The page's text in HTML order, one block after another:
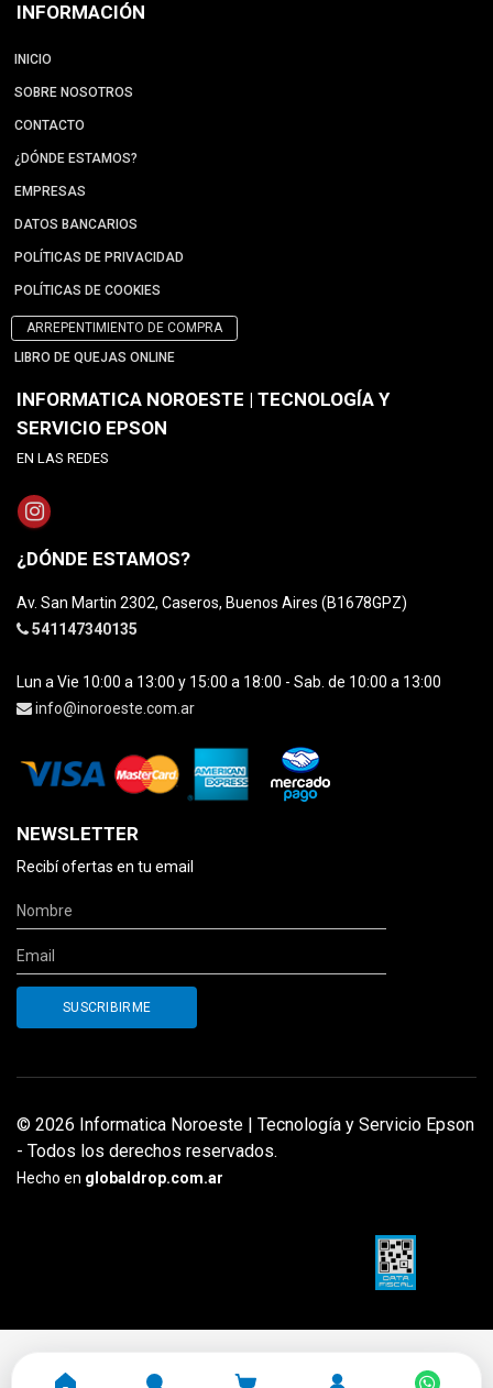
INFORMACIÓN
INICIO
SOBRE NOSOTROS
CONTACTO
¿DÓNDE ESTAMOS?
EMPRESAS
DATOS BANCARIOS
POLÍTICAS DE PRIVACIDAD
POLÍTICAS DE COOKIES
ARREPENTIMIENTO DE COMPRA
LIBRO DE QUEJAS ONLINE
INFORMATICA NOROESTE | TECNOLOGÍA Y
SERVICIO EPSON
EN LAS REDES
¿DÓNDE ESTAMOS?
Av. San Martin 2302, Caseros, Buenos Aires (B1678GPZ)
541147340135
Lun a Vie 10:00 a 13:00 y 15:00 a 18:00 - Sab. de 10:00 a 13:00
info@inoroeste.com.ar
NEWSLETTER
Recibí ofertas en tu email
© 2026 Informatica Noroeste | Tecnología y Servicio Epson
- Todos los derechos reservados.
Hecho en globaldrop.com.ar